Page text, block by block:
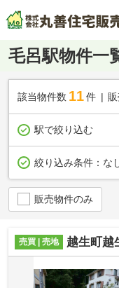
毛呂駅物件一
該当物件数 11件
駅で絞り込む
絞り込み条件： な
販売物件のみ
売買 | 売地 越生町